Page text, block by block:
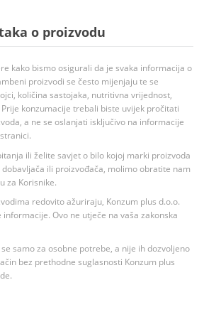
o proizvodu
kako bismo osigurali da je svaka informacija o
proizvodi se često mijenjaju te se
količina sastojaka, nutritivna vrijednost,
konzumacije trebali biste uvijek pročitati
a ne se oslanjati isključivo na informacije
ili želite savjet o bilo kojoj marki proizvoda
dobavljača ili proizvođača, molimo obratite nam
za Korisnike.
redovito ažuriraju, Konzum plus d.o.o.
Ovo ne utječe na vaša zakonska
samo za osobne potrebe, a nije ih dozvoljeno
bez prethodne suglasnosti Konzum plus